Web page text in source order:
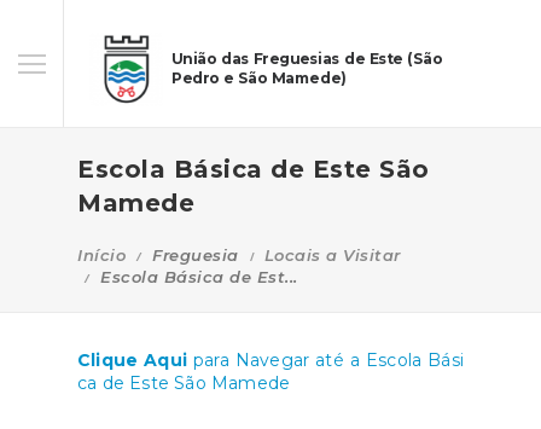
União das Freguesias de Este (São
Pedro e São Mamede)
Escola Básica de Este São
Mamede
Início Freguesia
Locais a Visitar
Escola Básica de Est...
Clique Aqui para Navegar até a Escola Bási
ca de Este São Mamede